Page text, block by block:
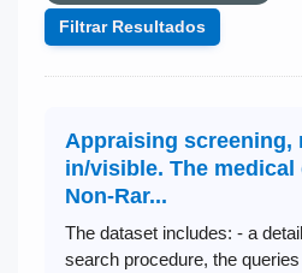
Filtrar Resultados
Appraising screening,
in/visible. The medical
Non-Rar...
The dataset includes: - a
search procedure, the